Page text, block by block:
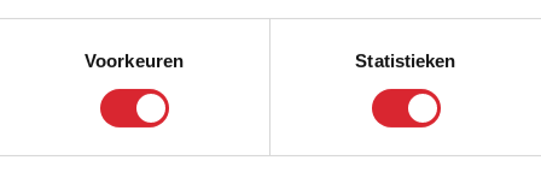
Voorkeuren Statistieken